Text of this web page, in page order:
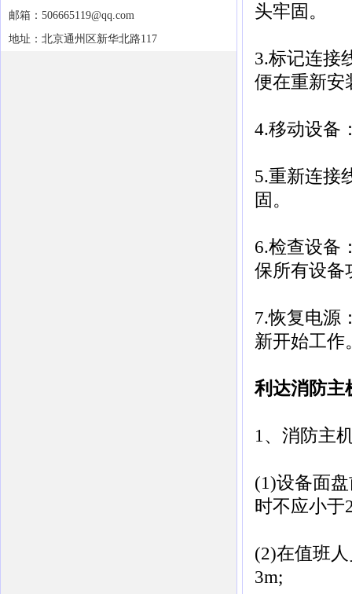
邮箱：506665119@qq.com
地址：北京通州区新华北路117
头牢固。
3.标记连接
便在重新安
4.移动设备
5.重新连接
固。
6.检查设备
保所有设备
7.恢复电源
新开始工作
利达消防主
1、消防主
(1)设备面
时不应小于
(2)在值班
3m;